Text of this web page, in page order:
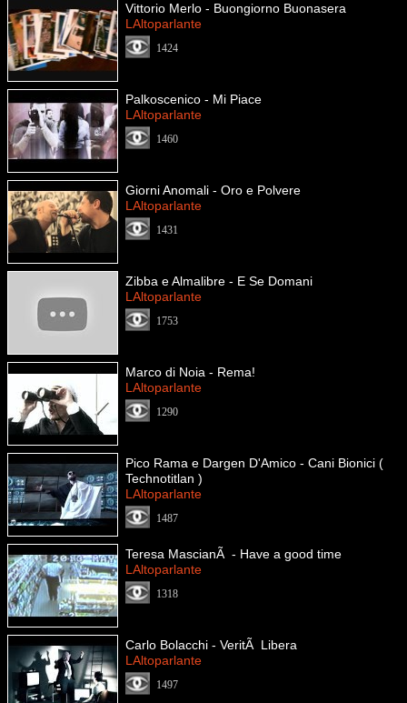
Vittorio Merlo - Buongiorno Buonasera
LAltoparlante
1424
Palkoscenico - Mi Piace
LAltoparlante
1460
Giorni Anomali - Oro e Polvere
LAltoparlante
1431
Zibba e Almalibre - E Se Domani
LAltoparlante
1753
Marco di Noia - Rema!
LAltoparlante
1290
Pico Rama e Dargen D'Amico - Cani Bionici (
Technotitlan )
LAltoparlante
1487
Teresa MascianÃ - Have a good time
LAltoparlante
1318
Carlo Bolacchi - VeritÃ Libera
LAltoparlante
1497